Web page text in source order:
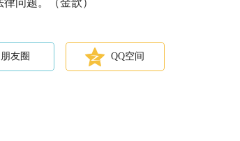
问题。（金歆）
朋友圈 QQ空间